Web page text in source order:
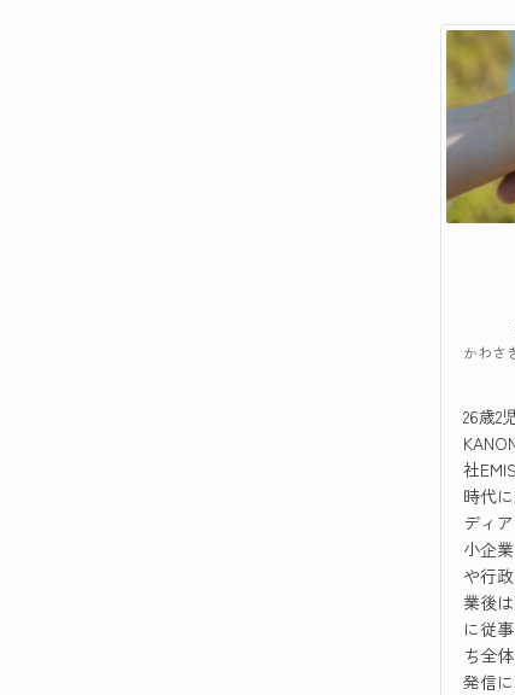
かわさ
26歳2
社
時代
ディ
小企
や行
業後
に従
ち全
発信